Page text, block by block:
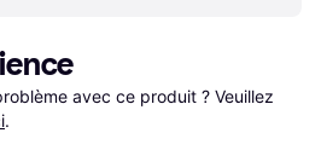
avec ce produit ? Veuillez
.